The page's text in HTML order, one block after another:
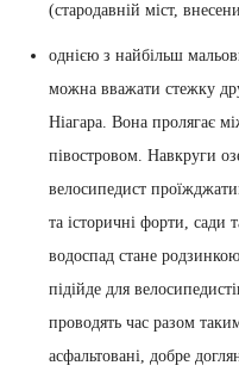
(стародавній міст,
однією з найбільш
можна вважати стежку
Ніагара. Вона пролягає
півостровом. Навкруги
велосипедист
та історичні форти, сади
водоспад стане
підійде для
проводять час разом
асфальтовані, добре